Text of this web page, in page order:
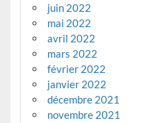
juin 2022
mai 2022
avril 2022
mars 2022
février 2022
janvier 2022
décembre 2021
novembre 2021